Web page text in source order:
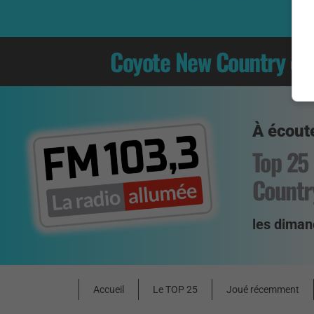
Coyote New Country
À
Top
les
Accueil Le TOP 25 Joué récemment